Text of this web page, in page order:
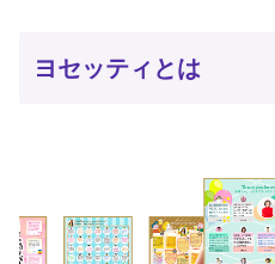
ヨセッティとは